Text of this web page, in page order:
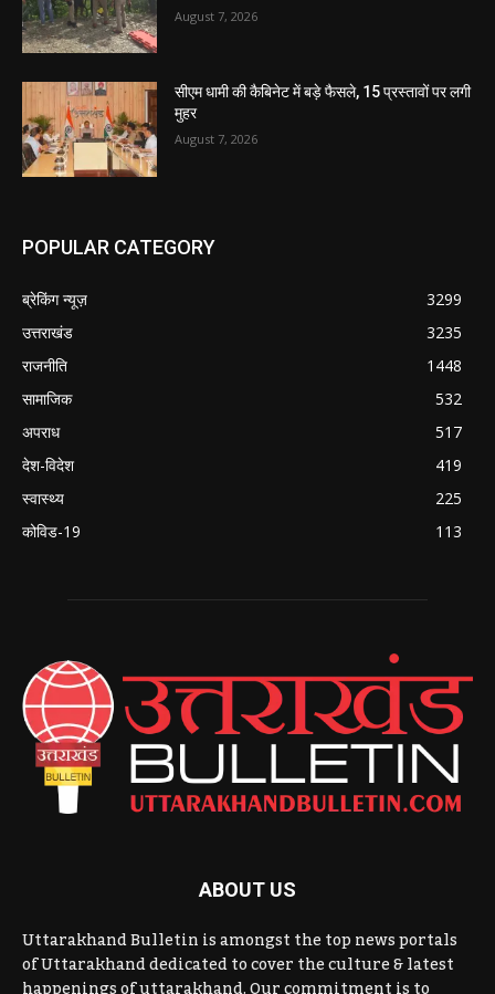
August 7, 2026
सीएम धामी की कैबिनेट में बड़े फैसले, 15 प्रस्तावों पर लगी
मुहर
August 7, 2026
POPULAR CATEGORY
ब्रेकिंग न्यूज़
3299
उत्तराखंड
3235
राजनीति
1448
सामाजिक
532
अपराध
517
देश-विदेश
419
स्वास्थ्य
225
कोविड-19
113
ABOUT US
Uttarakhand Bulletin is amongst the top news portals
of Uttarakhand dedicated to cover the culture & latest